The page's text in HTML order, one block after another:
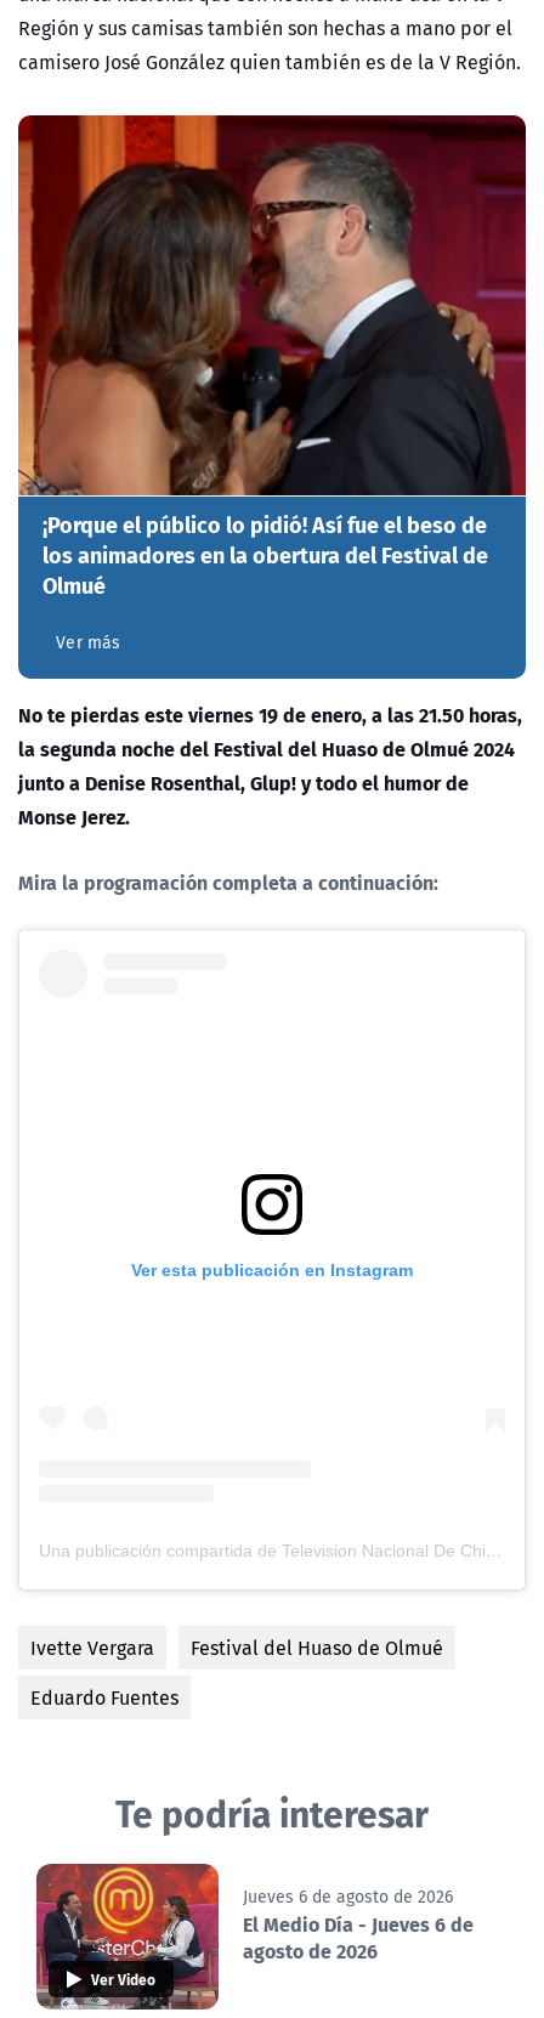
Región y sus camisas también son hechas a mano por el
camisero José González quien también es de la V Región.
¡Porque el público lo pidió! Así fue el beso de
los animadores en la obertura del Festival de
Olmué
Ver más
No te pierdas este viernes 19 de enero, a las 21.50 horas,
la segunda noche del Festival del Huaso de Olmué 2024
junto a Denise Rosenthal, Glup! y todo el humor de
Monse Jerez.
Mira la programación completa a continuación:
Ver esta publicación en Instagram
Una publicación compartida de Television Nacional De Chile (@tvn)
Ivette Vergara
Festival del Huaso de Olmué
Eduardo Fuentes
Te podría interesar
Ver Video
Jueves 6 de agosto de 2026
El Medio Día - Jueves 6 de
agosto de 2026